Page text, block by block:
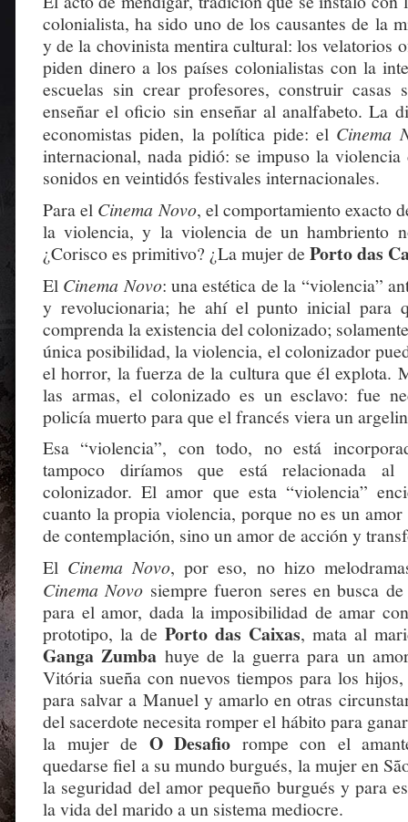
colonialista, ha sido uno de los causantes de la
y de la chovinista mentira cultural: los velatorios
piden dinero a los países colonialistas con la
escuelas sin crear profesores, construir casas
enseñar el oficio sin enseñar al analfabeto. La
economistas piden, la política pide: el Cinema
internacional, nada pidió: se impuso la violencia
sonidos en veintidós festivales internacionales.
Para el Cinema Novo, el comportamiento exacto
la violencia, y la violencia de un hambriento
¿Corisco es primitivo? ¿La mujer de Porto das
El Cinema Novo: una estética de la “violencia”
y revolucionaria; he ahí el punto inicial para
comprenda la existencia del colonizado;
única posibilidad, la violencia, el colonizador
el horror, la fuerza de la cultura que él explota.
las armas, el colonizado es un esclavo: fue
policía muerto para que el francés viera un
Esa “violencia”, con todo, no está
tampoco diríamos que está relacionada al
colonizador. El amor que esta “violencia”
cuanto la propia violencia, porque no es un
de contemplación, sino un amor de acción y
El Cinema Novo, por eso, no hizo
Cinema Novo siempre fueron seres en busca
para el amor, dada la imposibilidad de amar
prototipo, la de Porto das Caixas, mata al
Ganga Zumba huye de la guerra para un
Vitória sueña con nuevos tiempos para los
para salvar a Manuel y amarlo en otras
del sacerdote necesita romper el hábito para
la mujer de O Desafio rompe con el
quedarse fiel a su mundo burgués, la mujer en
la seguridad del amor pequeño burgués y para
la vida del marido a un sistema mediocre.